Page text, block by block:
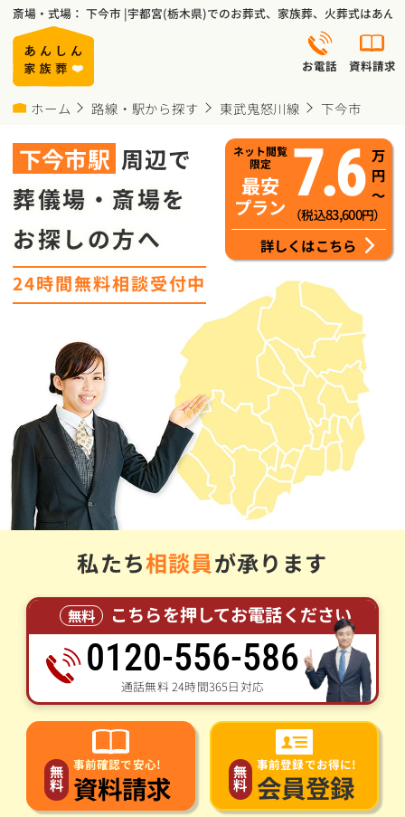
斎場・式場： 下今市 |宇都宮(栃木県)でのお葬式、家族葬、火葬式はあん
お電話 資料請求
ホーム 路線・駅から探す 東武鬼怒川線 下今市
7.6 万
円
～
（税込83,600円）
ネット閲覧
限定
最安
プラン
詳しくはこちら
下今市駅 周辺で
葬儀場・斎場を
お探しの方へ
24時間無料相談受付中
私たち相談員が承ります
無料 こちらを押してお電話ください
0120-556-586
通話無料 24時間365日対応
無
料
事前確認で安心!
資料請求 無
料
事前登録でお得に!
会員登録